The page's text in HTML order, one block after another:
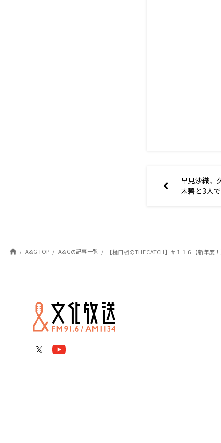
早見沙織、
木碧と3人
A&G TOP A&Gの記事一覧 【樋口楓のTHE CATCH】＃１１６【新年度